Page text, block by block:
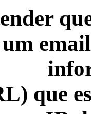
que